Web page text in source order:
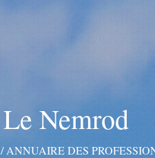
Le Nemrod
/ANNUAIRE DES